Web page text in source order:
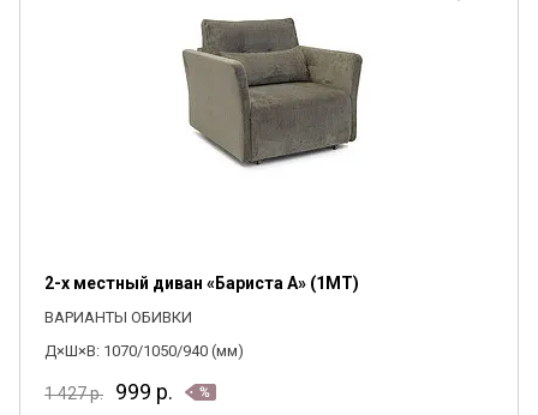
2-х местный диван «Бариста А» (1MT)
ВАРИАНТЫ ОБИВКИ
Д×Ш×В: 1070/1050/940 (мм)
1 427р. 999 р.